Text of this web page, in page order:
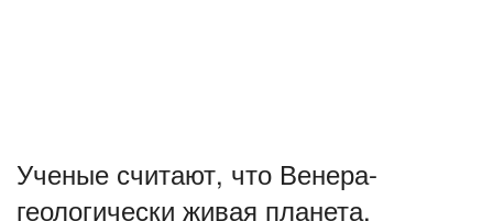
Ученые считают, что Венера-
геологически живая планета,